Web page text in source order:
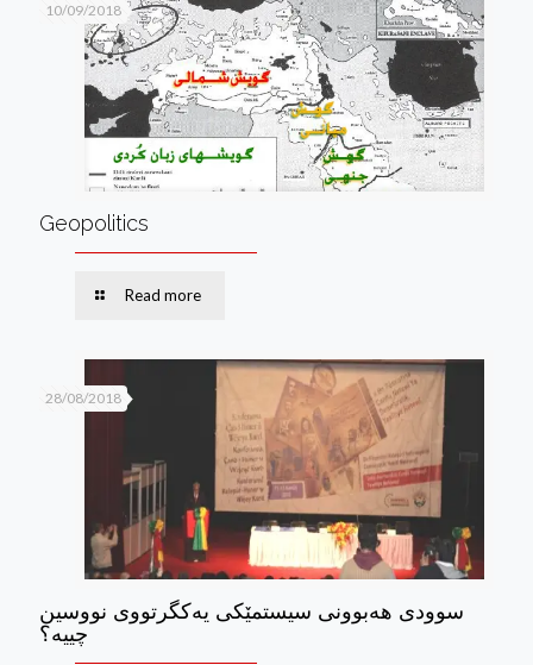
10/09/2018
Geopolitics
Read more
28/08/2018
سوودی هه‌بوونی سیستمێكی یه‌كگرتووی نووسین
چییه؟